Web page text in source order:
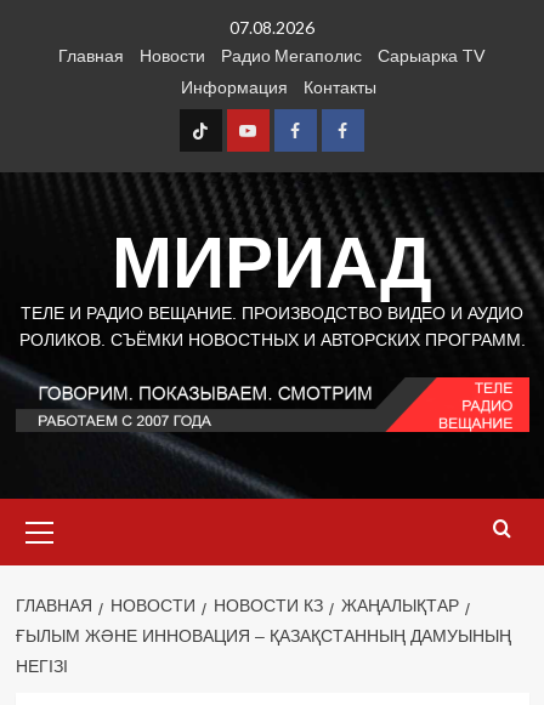
07.08.2026
Главная
Новости Радио Мегаполис
Сарыарка TV
Информация
Контакты
TT Youtube
FB1 FB2
МИРИАД
ТЕЛЕ И РАДИО ВЕЩАНИЕ. ПРОИЗВОДСТВО ВИДЕО И АУДИО
РОЛИКОВ. СЪЁМКИ НОВОСТНЫХ И АВТОРСКИХ ПРОГРАММ.
меню
ГЛАВНАЯ НОВОСТИ НОВОСТИ КЗ
ЖАҢАЛЫҚТАР
ҒЫЛЫМ ЖӘНЕ ИННОВАЦИЯ – ҚАЗАҚСТАННЫҢ ДАМУЫНЫҢ
НЕГІЗІ